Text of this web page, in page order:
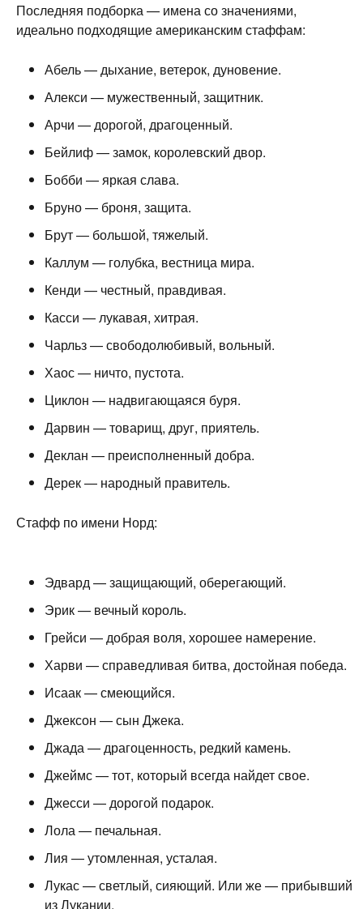
Последняя подборка — имена со значениями,
идеально подходящие американским стаффам:
Абель — дыхание, ветерок, дуновение.
Алекси — мужественный, защитник.
Арчи — дорогой, драгоценный.
Бейлиф — замок, королевский двор.
Бобби — яркая слава.
Бруно — броня, защита.
Брут — большой, тяжелый.
Каллум — голубка, вестница мира.
Кенди — честный, правдивая.
Касси — лукавая, хитрая.
Чарльз — свободолюбивый, вольный.
Хаос — ничто, пустота.
Циклон — надвигающаяся буря.
Дарвин — товарищ, друг, приятель.
Деклан — преисполненный добра.
Дерек — народный правитель.
Стафф по имени Норд:
Эдвард — защищающий, оберегающий.
Эрик — вечный король.
Грейси — добрая воля, хорошее намерение.
Харви — справедливая битва, достойная победа.
Исаак — смеющийся.
Джексон — сын Джека.
Джада — драгоценность, редкий камень.
Джеймс — тот, который всегда найдет свое.
Джесси — дорогой подарок.
Лола — печальная.
Лия — утомленная, усталая.
Лукас — светлый, сияющий. Или же — прибывший
из Лукании.